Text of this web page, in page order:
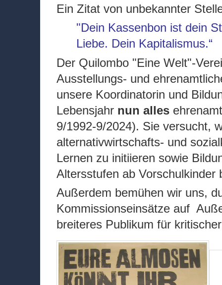
Ein Zitat von unbekannter
"Dein Kassenbon ist dein
Liebe. Dein Kapitalismus.“
Der Quilombo "Eine Welt"-
Ausstellungs- und
unsere Koordinatorin und
Lebensjahr nun alles
9/1992-9/2024). Sie versucht,
alternativwirtschafts- und
Lernen zu initiieren sowie
Altersstufen ab Vorschulkinder
Außerdem bemühen wir uns,
Kommissionseinsätze auf
breiteres Publikum für